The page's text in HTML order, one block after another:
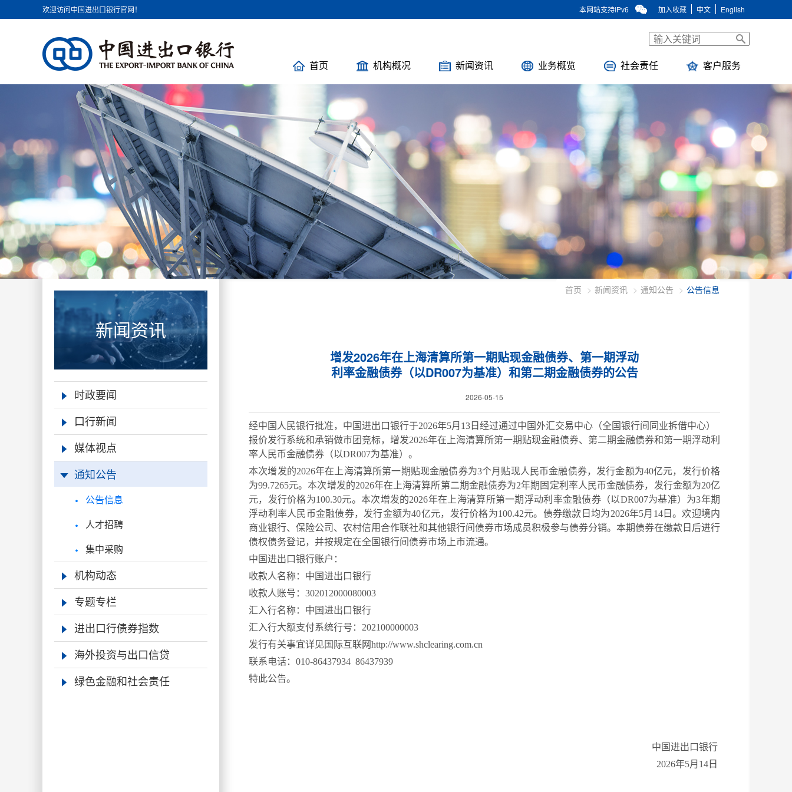
欢迎访问中国进出口银行官网！ 本网站支持IPv6 加入收藏 中文 English
首页 机构概况 新闻资讯 业务概览 社会责任 客户服务
新闻资讯
时政要闻
口行新闻
媒体视点
通知公告
公告信息
人才招聘
集中采购
机构动态
专题专栏
进出口行债券指数
海外投资与出口信贷
绿色金融和社会责任
首页 新闻资讯 通知公告 公告信息
增发2026年在上海清算所第一期贴现金融债券、第一期浮动
利率金融债券（以DR007为基准）和第二期金融债券的公告
2026-05-15
经中国人民银行批准，中国进出口银行于2026年5月 13 日经过通过中国外汇交易中心（全国银行间同业拆借中心）
报价发行系统和承销做市团竞标， 增发2026年在上海清算所第一期贴现金融债券、第二期金融债券和第一期浮动利
率人民币金融债券 （以DR007为基准） 。
本次增发的2026年在上海清算所第一期贴现金融债券为3个月贴现人民币金融债券， 发行金额为40亿元，发行价格
为99.7265元。本次增发的2026年在上海清算所第二期金融债券为2年期 固定利率人民币金融债券， 发行金额为20亿
元，发行价格为100.30元。 本次增发的2026年在上海清算所第一期浮动利率金融债券（以DR007为基准）为3年期
浮动利率人民币金融债券， 发行金额为40亿元，发行价格为100.42元。 债券缴款日 均为2026年5月 14日。欢迎境内
商业银行、保险公司、农村信用合作联社和其他银行间债券市场成员积极参与债券分销。 本期债券在缴款日后进行
债权债务登记，并按规定在全国银行间债券市场上市流通。
中国进出口银行账户：
收款人名称：中国进出口银行
收款人账号： 302012000080003
汇入行名称：中国进出口银行
汇入行大额支付系统行号： 202100000003
发行有关事宜详见国际互联网http://www.shclearing.com.cn
联系电话： 010-86437934 86437939
特此公告。
中国进出口银行
2026年5月 14 日